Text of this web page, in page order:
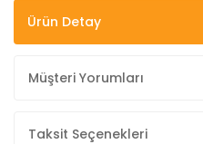
Ürün Detay
Müşteri Yorumları
Taksit Seçenekleri